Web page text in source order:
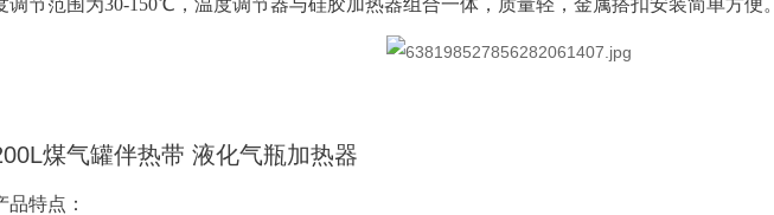
调节范围为30-150℃，温度调节器与硅胶加热器组合一体，质量轻，金属搭扣安装简单方便。
煤气罐伴热带 液化气瓶加热器
品特点：